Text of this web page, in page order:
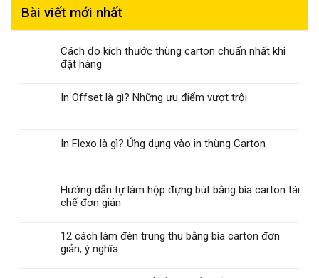
Bài viết mới nhất
Cách đo kích thước thùng carton chuẩn nhất khi
đặt hàng
In Offset là gì? Những ưu điểm vượt trội
In Flexo là gì? Ứng dụng vào in thùng Carton
Hướng dẫn tự làm hộp đựng bút bằng bìa carton tái
chế đơn giản
12 cách làm đèn trung thu bằng bìa carton đơn
giản, ý nghĩa